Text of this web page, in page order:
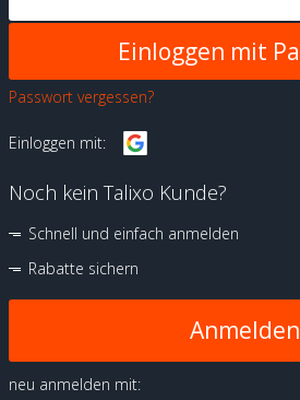
Passwort vergessen?
Einloggen mit:
Noch kein Talixo Kunde?
Schnell und einfach anmelden
Rabatte sichern
Anmelden
neu anmelden mit: